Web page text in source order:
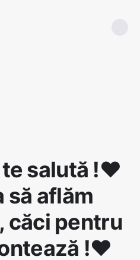
salută !❤️
să aflăm
căci pentru
!❤️